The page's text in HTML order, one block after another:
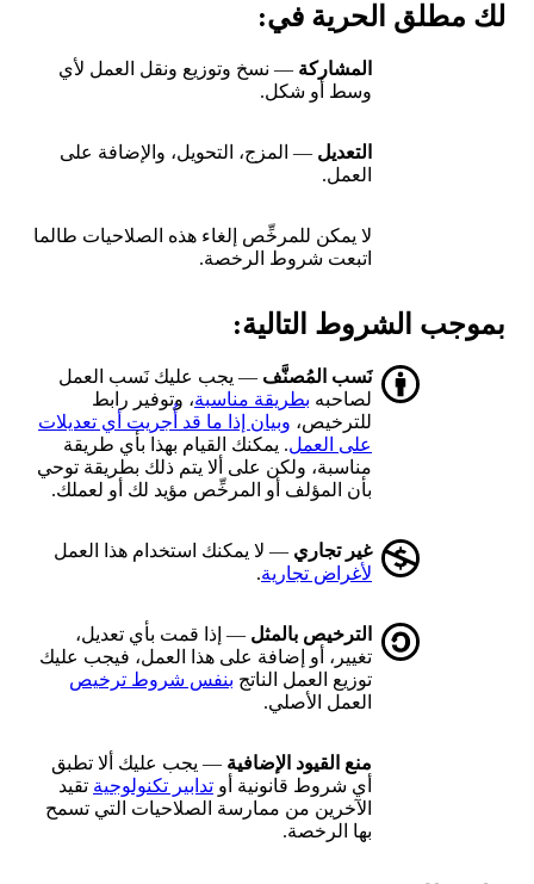
لك مطلق الحرية في:
المشاركة — نسخ وتوزيع ونقل العمل لأي
وسط أو شكل.
التعديل — المزج، التحويل، والإضافة على
العمل.
لا يمكن للمرخِّص إلغاء هذه الصلاحيات طالما
اتبعت شروط الرخصة.
بموجب الشروط التالية:
نَسب المُصنَّف — يجب عليك نَسب العمل
لصاحبه بطريقة مناسبة، وتوفير رابط
للترخيص، وبيان إذا ما قد أُجريت أي تعديلات
على العمل. يمكنك القيام بهذا بأي طريقة
مناسبة، ولكن على ألا يتم ذلك بطريقة توحي
بأن المؤلف أو المرخِّص مؤيد لك أو لعملك.
غير تجاري — لا يمكنك استخدام هذا العمل
لأغراض تجارية.
الترخيص بالمثل — إذا قمت بأي تعديل،
تغيير، أو إضافة على هذا العمل، فيجب عليك
توزيع العمل الناتج بنفس شروط ترخيص
العمل الأصلي.
منع القيود الإضافية — يجب عليك ألا تطبق
أي شروط قانونية أو تدابير تكنولوجية تقيد
الآخرين من ممارسة الصلاحيات التي تسمح
بها الرخصة.